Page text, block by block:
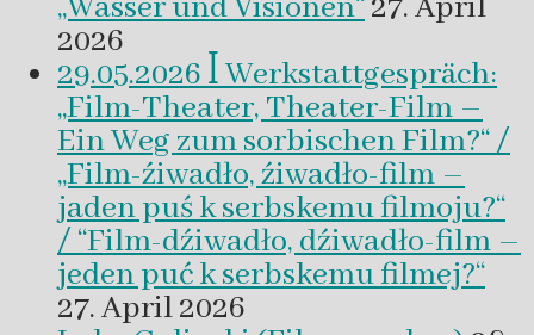
„Wasser und Visionen“27. April
2026
29.05.2026 ꟾ Werkstattgespräch:
„Film-Theater, Theater-Film –
Ein Weg zum sorbischen Film?“ /
„Film-źiwadło, źiwadło-film –
jaden puś k serbskemu filmoju?“
/ “Film-dźiwadło, dźiwadło-film –
jeden puć k serbskemu filmej?“
27. April 2026